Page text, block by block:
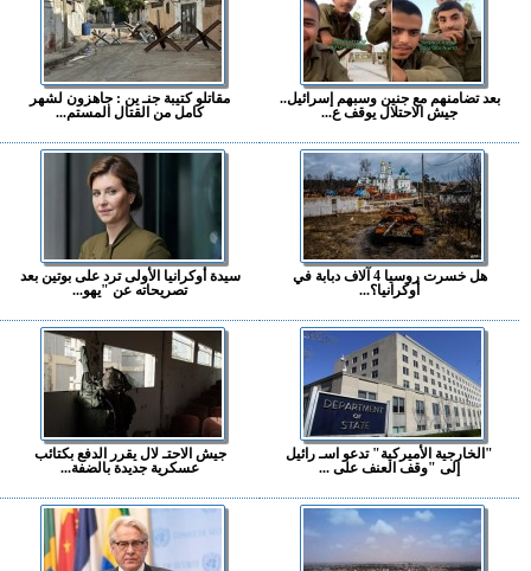
بعد تضامنهم مع جنين وسبهم إسرائيل..
جيش الاحتلال يوقف ع...
مقاتلو كتيبة جنـ ين : جاهزون لشهر
كامل من القتال المستم...
هل خسرت روسيا 4 آلاف دبابة في
أوكرانيا؟...
سيدة أوكرانيا الأولى ترد على بوتين بعد
تصريحاته عن "يهو...
"الخارجية الأميركية" تدعو اسـ رائيل
إلى "وقف العنف على ...
جيش الاحتـ لال يقرر الدفع بكتائب
عسكرية جديدة بالضفة...